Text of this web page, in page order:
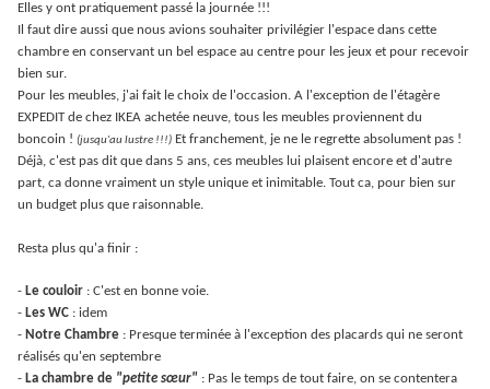
Elles y ont pratiquement passé la journée !!!
Il faut dire aussi que nous avions souhaiter privilégier l'espace dans cette
chambre en conservant un bel espace au centre pour les jeux et pour recevoir
bien sur.
Pour les meubles, j'ai fait le choix de l'occasion. A l'exception de l'étagère
EXPEDIT de chez IKEA achetée neuve, tous les meubles proviennent du
boncoin ! (jusqu'au lustre !!!) Et franchement, je ne le regrette absolument pas !
Déjà, c'est pas dit que dans 5 ans, ces meubles lui plaisent encore et d'autre
part, ca donne vraiment un style unique et inimitable. Tout ca, pour bien sur
un budget plus que raisonnable.
Resta plus qu'a finir :
- Le couloir : C'est en bonne voie.
- Les WC : idem
- Notre Chambre : Presque terminée à l'exception des placards qui ne seront
réalisés qu'en septembre
- La chambre de "petite sœur" : Pas le temps de tout faire, on se contentera